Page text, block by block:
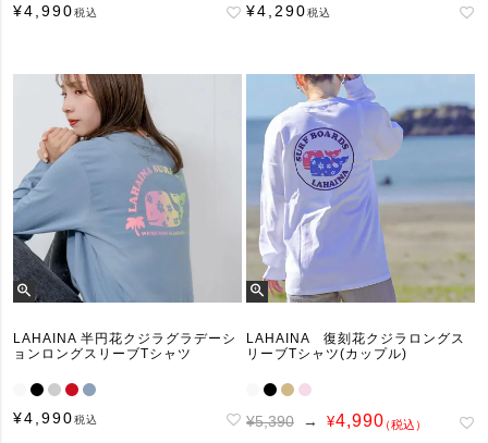
¥4,990税込 ¥4,290税込
LAHAINA 半円花クジラグラデーシ
ョンロングスリーブTシャツ
¥4,990税込
LAHAINA 復刻花クジラロングス
リーブTシャツ(カップル)
¥5,390 → ¥4,990（税込）